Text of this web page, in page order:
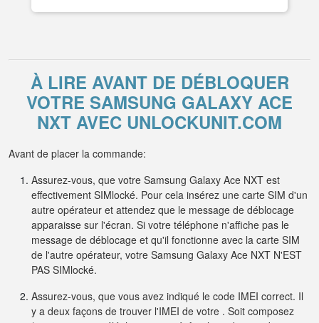
À LIRE AVANT DE DÉBLOQUER
VOTRE SAMSUNG GALAXY ACE
NXT AVEC UNLOCKUNIT.COM
Avant de placer la commande:
Assurez-vous, que votre Samsung Galaxy Ace NXT est
effectivement SIMlocké. Pour cela insérez une carte SIM d'un
autre opérateur et attendez que le message de déblocage
apparaisse sur l'écran. Si votre téléphone n'affiche pas le
message de déblocage et qu'il fonctionne avec la carte SIM
de l'autre opérateur, votre Samsung Galaxy Ace NXT N'EST
PAS SIMlocké.
Assurez-vous, que vous avez indiqué le code IMEI correct. Il
y a deux façons de trouver l'IMEI de votre . Soit composez